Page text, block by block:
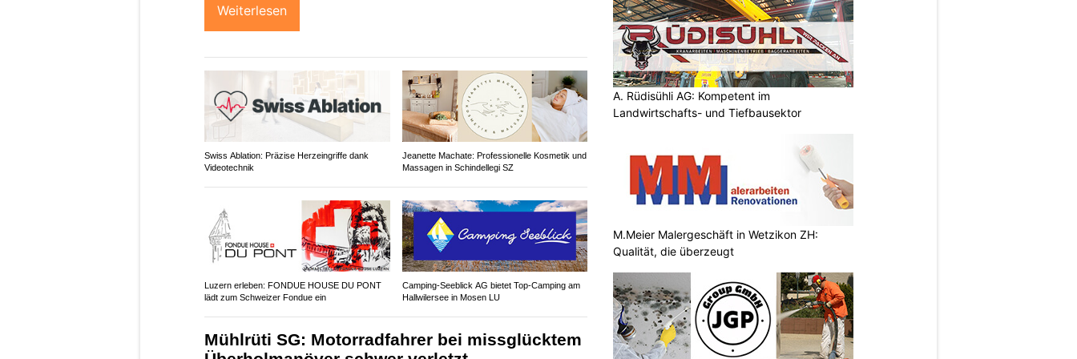
Weiterlesen
Swiss Ablation: Präzise Herzeingriffe dank
Videotechnik
Jeanette Machate: Professionelle Kosmetik und
Massagen in Schindellegi SZ
Luzern erleben: FONDUE HOUSE DU PONT
lädt zum Schweizer Fondue ein
Camping-Seeblick AG bietet Top-Camping am
Hallwilersee in Mosen LU
Mühlrüti SG: Motorradfahrer bei missglücktem
A. Rüdisühli AG: Kompetent im
Landwirtschafts- und Tiefbausektor
M.Meier Malergeschäft in Wetzikon ZH:
Qualität, die überzeugt